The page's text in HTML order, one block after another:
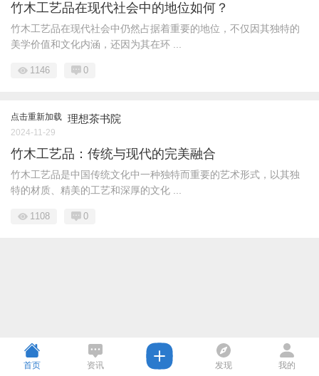
竹木工艺品在现代社会中的地位如何？
竹木工艺品在现代社会中仍然占据着重要的地位，不仅因其独特的
美学价值和文化内涵，还因为其在环 ...
1146 0
点击重新加载 理想茶书院
2024-11-29
竹木工艺品：传统与现代的完美融合
竹木工艺品是中国传统文化中一种独特而重要的艺术形式，以其独
特的材质、精美的工艺和深厚的文化 ...
1108 0
首页 资讯 发现 我的